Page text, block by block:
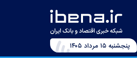
پنجشنبه ۱۵ مرداد ۱۴۰۵